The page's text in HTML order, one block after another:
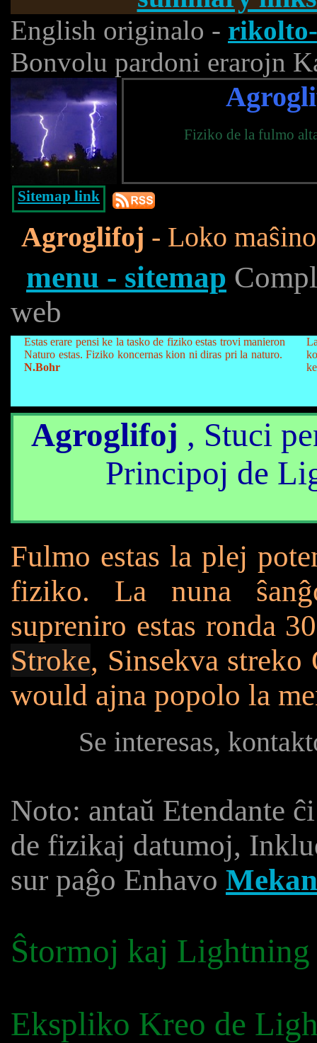
English originalo -
Bonvolu pardoni erarojn
Fiziko de la fulmo
Sitemap link
Agroglifoj - Loko
menu - sitemap
web
Estas erare pensi ke la tasko de fiziko estas trovi manieron
Naturo estas. Fiziko koncernas kion ni diras pri la naturo.
N.Bohr
Agroglifoj , Stuci
Principoj de
Fulmo estas la plej
fiziko. La nuna
supreniro estas ronda
Stroke, Sinsekva
would ajna popolo la
Se interesas,
Noto: antaŭ Etendante
de fizikaj datumoj,
sur paĝo Enhavo
Ŝtormoj kaj Lightning
Ekspliko Kreo de